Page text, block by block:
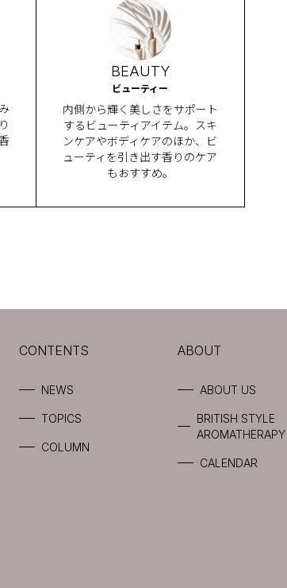
BEAUTY
ビューティー
内側から輝く美しさをサポート
するビューティアイテム。スキ
ンケアやボディケアのほか、ビ
ューティを引き出す香りのケア
もおすすめ。
CONTENTS
NEWS
TOPICS
COLUMN
ABOUT
ABOUT US
BRITISH STYLE
AROMATHERAPY
CALENDAR